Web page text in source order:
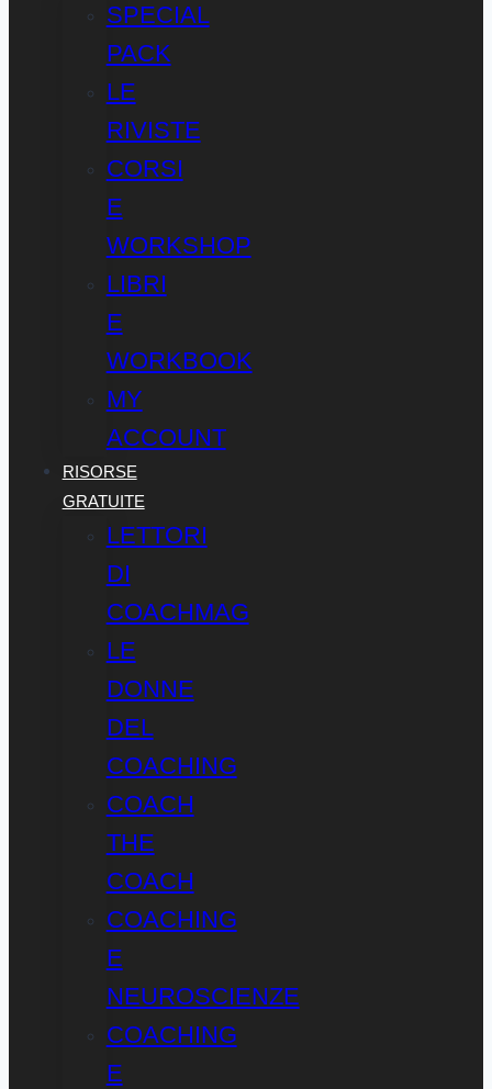
SPECIAL
PACK
LE
RIVISTE
CORSI
E
WORKSHOP
LIBRI
E
WORKBOOK
MY
ACCOUNT
RISORSE
GRATUITE
LETTORI
DI
COACHMAG
LE
DONNE
DEL
COACHING
COACH
THE
COACH
COACHING
E
NEUROSCIENZE
COACHING
E